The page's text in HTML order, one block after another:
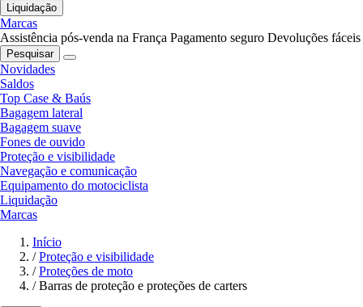
Liquidação
Marcas
Assistência pós-venda na França Pagamento seguro Devoluções fáceis
Pesquisar
Novidades
Saldos
Top Case & Baús
Bagagem lateral
Bagagem suave
Fones de ouvido
Proteção e visibilidade
Navegação e comunicação
Equipamento do motociclista
Liquidação
Marcas
Início
/ Proteção e visibilidade
/ Proteções de moto
/ Barras de proteção e proteções de carters